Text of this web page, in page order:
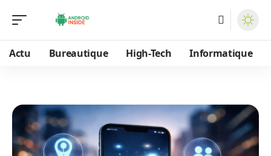
Actu Bureautique High-Tech Informatique